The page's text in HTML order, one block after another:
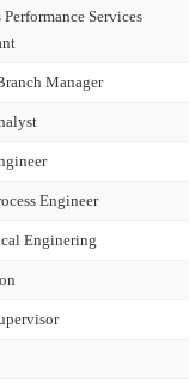
Performance Services
Manager
Engineer
Enginering